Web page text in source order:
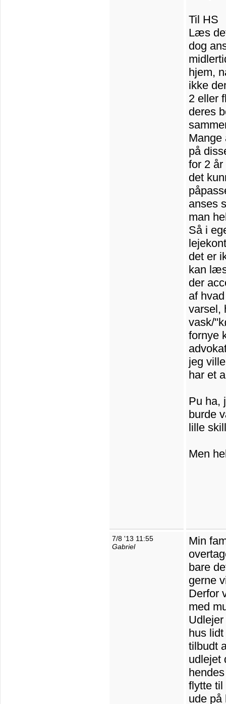
Til HS
Læs
dog
hjem,
ikke
2 eller
deres
Mange
på
for 2
det
anses
man
Så i
det er
kan
der
af
varsel,
vask/
fornye
jeg
har et
Pu ha,
burde
lille
Men
7/8 '13 11:55
Gabriel
Min
bare
gerne
Derfor
med
hus
tilbudt
udlejet
flytte
ude på